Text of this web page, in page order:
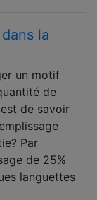
la
un motif
de
de savoir
Par
de 25%
languettes